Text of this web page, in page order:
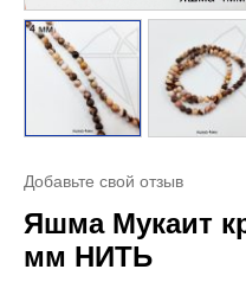
Добавьте свой отзыв
Яшма Мукаит
мм НИТЬ